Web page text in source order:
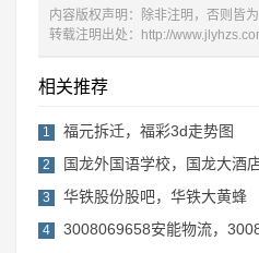
内容版权声明：除非注明，否则皆为
转载注明出处： http://
相关推荐
1 福元拆迁，福彩3d走势图
2 国龙外国语学校，国龙大酒
3 华铁股份股吧，华铁大黄蜂
4
3008069658安能物流，